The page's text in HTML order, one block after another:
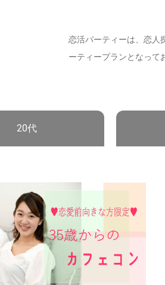
恋活パーティーは、恋人
ーティープランとなって
20代